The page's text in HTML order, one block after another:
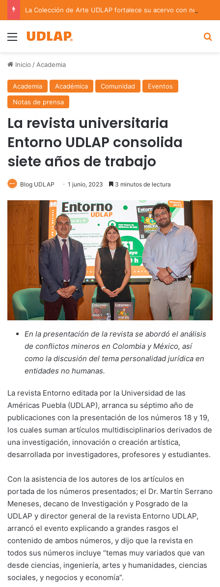
Menu
Inicio / Academia
Academia Académica Comunidad
Eventos
Notas de prensa
La revista universitaria
Entorno UDLAP consolida
siete años de trabajo
Blog UDLAP 1 junio, 2023 3 minutos de lectura
En la presentación de la revista se abordó el análisis
de conflictos mineros en Colombia y México, así
como la discusión del tema personalidad jurídica en
entidades no humanas.
La revista Entorno editada por la Universidad de las
Américas Puebla (UDLAP), arranca su séptimo año de
publicaciones con la presentación de los números 18 y 19,
los cuales suman artículos multidisciplinarios derivados de
una investigación, innovación o creación artística,
desarrollada por investigadores, profesores y estudiantes.
Con la asistencia de los autores de los artículos en
portada de los números presentados; el Dr. Martín Serrano
Meneses, decano de Investigación y Posgrado de la
UDLAP y director general de la revista Entorno UDLAP,
arrancó el evento explicando a grandes rasgos el
contenido de ambos números, y dijo que la revista en
todos sus números incluye “temas muy variados que van
desde ciencias, ingeniería, artes y humanidades, ciencias
sociales, y negocios y economía”.